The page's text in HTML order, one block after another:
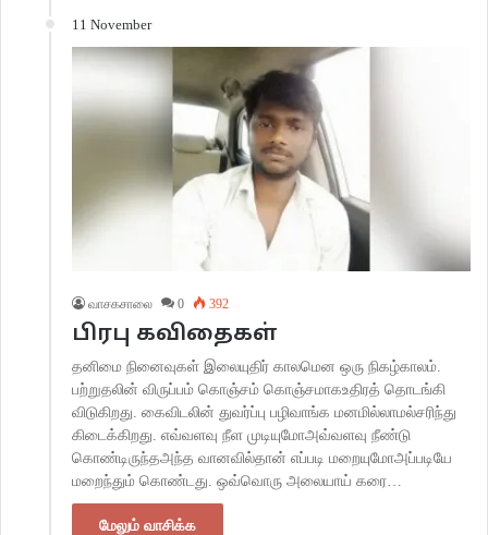
11 November
வாசகசாலை 0 392
பிரபு கவிதைகள்
தனிமை நினைவுகள் இலையுதிர் காலமென ஒரு நிகழ்காலம்.
பற்றுதலின் விருப்பம் கொஞ்சம் கொஞ்சமாகஉதிரத் தொடங்கி
விடுகிறது. கைவிடலின் துவர்ப்பு பழிவாங்க மனமில்லாமல்சரிந்து
கிடைக்கிறது. எவ்வளவு நீள முடியுமோஅவ்வளவு நீண்டு
கொண்டிருந்தஅந்த வானவில்தான் எப்படி மறையுமோஅப்படியே
மறைந்தும் கொண்டது. ஒவ்வொரு அலையாய் கரை…
மேலும் வாசிக்க